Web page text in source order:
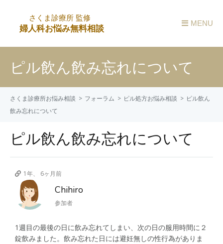
MENU
ピル飲ん飲み忘れについて
さくま診療所お悩み相談 フォーラム ピル処方お悩み相談
ピル飲ん
飲み忘れについて
ピル飲ん飲み忘れについて
1年、 6ヶ月前
Chihiro
参加者
1週目の最後の日に飲み忘れてしまい、次の日の服用時間に２
錠飲みました。飲み忘れた日には避妊無しの性行為がありま